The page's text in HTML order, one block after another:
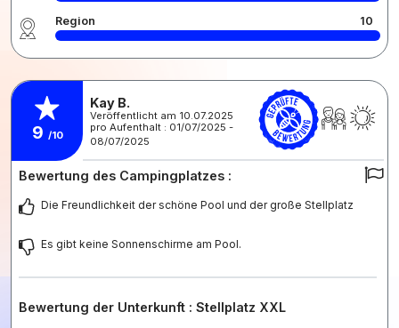
Region 10
9 /10
Kay B.
Veröffentlicht am 10.07.2025
pro Aufenthalt : 01/07/2025 -
08/07/2025
Bewertung des Campingplatzes :
Die Freundlichkeit der schöne Pool und der große Stellplatz
Es gibt keine Sonnenschirme am Pool.
Bewertung der Unterkunft : Stellplatz XXL